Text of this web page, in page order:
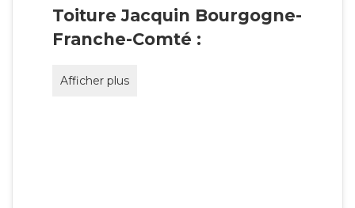
Toiture Jacquin Bourgogne-
Franche-Comté :
Afficher plus